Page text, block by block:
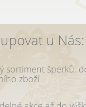
u Nás:
sortiment šperků,
zboží